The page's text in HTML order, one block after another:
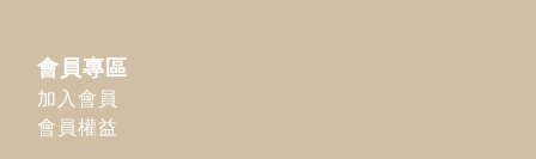
會員專區
加入會員
會員權益